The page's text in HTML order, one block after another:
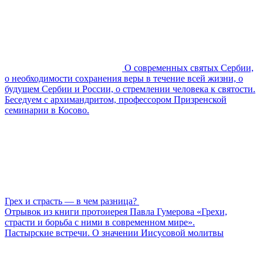
О современных святых Сербии,
о необходимости сохранения веры в течение всей жизни, о
будущем Сербии и России, о стремлении человека к святости.
Беседуем с архимандритом, профессором Призренской
семинарии в Косово.
Грех и страсть — в чем разница?
Отрывок из книги протоиерея Павла Гумерова «Грехи,
страсти и борьба с ними в современном мире».
Пастырские встречи. О значении Иисусовой молитвы